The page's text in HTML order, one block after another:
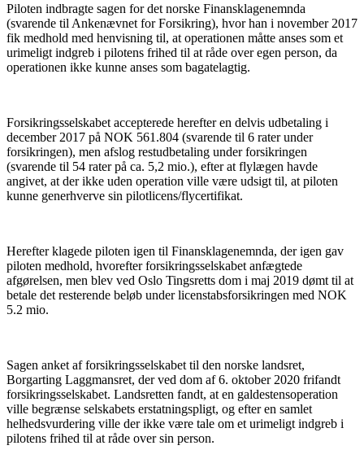
Piloten indbragte sagen for det norske Finansklagenemnda
(svarende til Ankenævnet for Forsikring), hvor han i november 2017
fik medhold med henvisning til, at operationen måtte anses som et
urimeligt indgreb i pilotens frihed til at råde over egen person, da
operationen ikke kunne anses som bagatelagtig.
Forsikringsselskabet accepterede herefter en delvis udbetaling i
december 2017 på NOK 561.804 (svarende til 6 rater under
forsikringen), men afslog restudbetaling under forsikringen
(svarende til 54 rater på ca. 5,2 mio.), efter at flylægen havde
angivet, at der ikke uden operation ville være udsigt til, at piloten
kunne generhverve sin pilotlicens/flycertifikat.
Herefter klagede piloten igen til Finansklagenemnda, der igen gav
piloten medhold, hvorefter forsikringsselskabet anfægtede
afgørelsen, men blev ved Oslo Tingsretts dom i maj 2019 dømt til at
betale det resterende beløb under licenstabsforsikringen med NOK
5.2 mio.
Sagen anket af forsikringsselskabet til den norske landsret,
Borgarting Laggmansret, der ved dom af 6. oktober 2020 frifandt
forsikringsselskabet. Landsretten fandt, at en galdestensoperation
ville begrænse selskabets erstatningspligt, og efter en samlet
helhedsvurdering ville der ikke være tale om et urimeligt indgreb i
pilotens frihed til at råde over sin person.